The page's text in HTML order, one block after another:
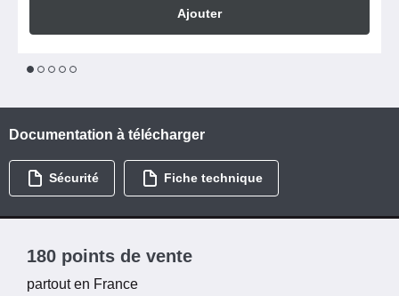
Ajouter
1 2 3 4
Documentation à télécharger
Sécurité Fiche technique
180 points de vente
partout en France